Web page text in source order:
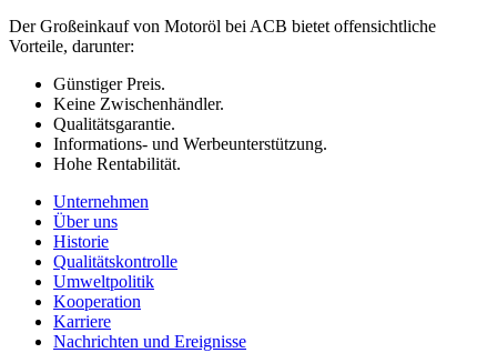
Der Großeinkauf von Motoröl bei ACB bietet offensichtliche
Vorteile, darunter:
Günstiger Preis.
Keine Zwischenhändler.
Qualitätsgarantie.
Informations- und Werbeunterstützung.
Hohe Rentabilität.
Unternehmen
Über uns
Historie
Qualitätskontrolle
Umweltpolitik
Kooperation
Karriere
Nachrichten und Ereignisse